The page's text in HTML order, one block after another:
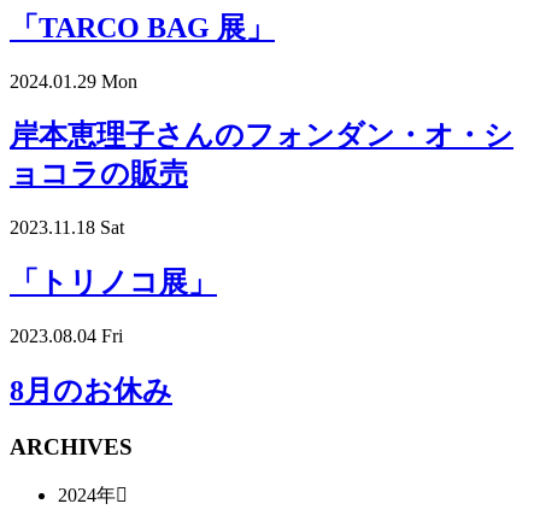
「TARCO BAG 展」
2024.01.29 Mon
岸本恵理子さんのフォンダン・オ・シ
ョコラの販売
2023.11.18 Sat
「トリノコ展」
2023.08.04 Fri
8月のお休み
ARCHIVES
2024年